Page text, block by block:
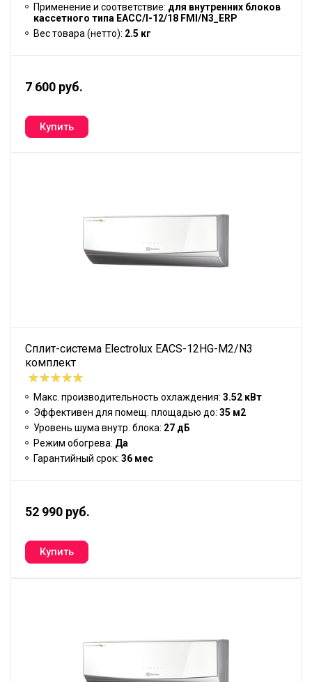
Применение и соответствие: для внутренних блоков
кассетного типа EACC/I-12/18 FMI/N3_ERP
Вес товара (нетто): 2.5 кг
7 600 руб.
Сплит-система Electrolux EACS-12HG-M2/N3
комплект
Макс. производительность охлаждения: 3.52 кВт
Эффективен для помещ. площадью до: 35 м2
Уровень шума внутр. блока: 27 дБ
Режим обогрева: Да
Гарантийный срок: 36 мес
52 990 руб.